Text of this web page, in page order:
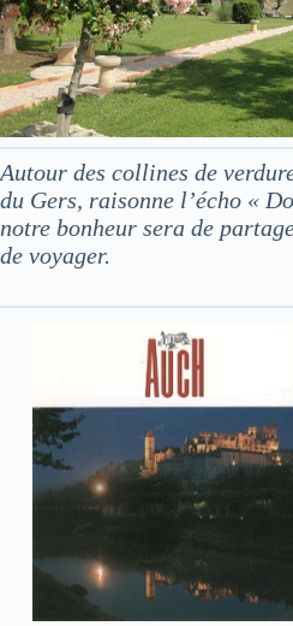
Autour des collines de
du Gers, raisonne l’écho «
notre bonheur sera de
de voyager.